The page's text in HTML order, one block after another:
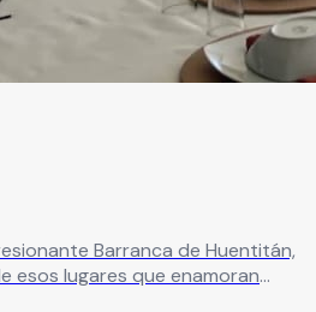
Barranca de Huentitán,
esos lugares que enamoran